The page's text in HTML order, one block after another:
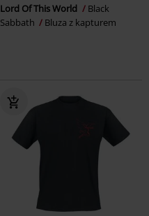
Lord Of This World
Black
Sabbath
Bluza z kapturem